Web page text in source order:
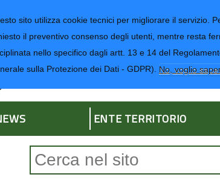
sito utilizza cookie tecnici per migliorare il servizio.
il preventivo consenso degli utenti, mentre resta
nello specifico dagli artt. 13 e 14 del
sulla Protezione dei Dati - GDPR). No, voglio
Provincia di Imperia
ENTE TERRITORIO